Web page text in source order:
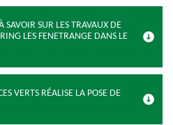
SAVOIR SUR LES TRAVAUX DE
LES FENETRANGE DANS LE
VERTS RÉALISE LA POSE DE